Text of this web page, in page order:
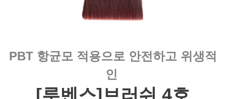
PBT 항균모 적용으로 안전하고 위생적
인